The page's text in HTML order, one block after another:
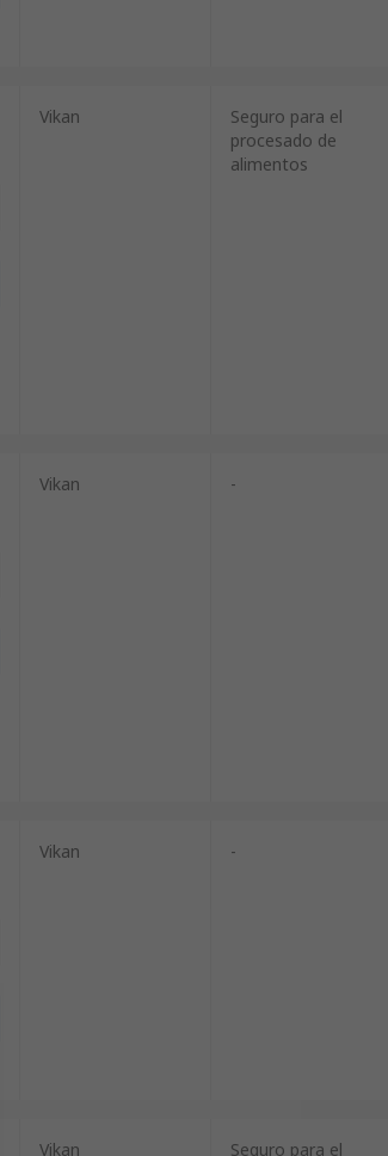
Vikan
Seguro para el
procesado de
alimentos
Vikan -
Vikan -
Vikan
Seguro para el